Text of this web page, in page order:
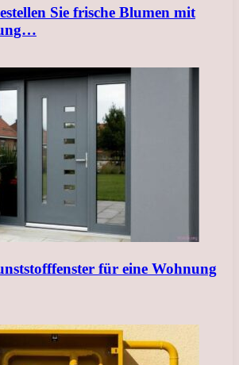
Sie frische Blumen mit
für eine Wohnung